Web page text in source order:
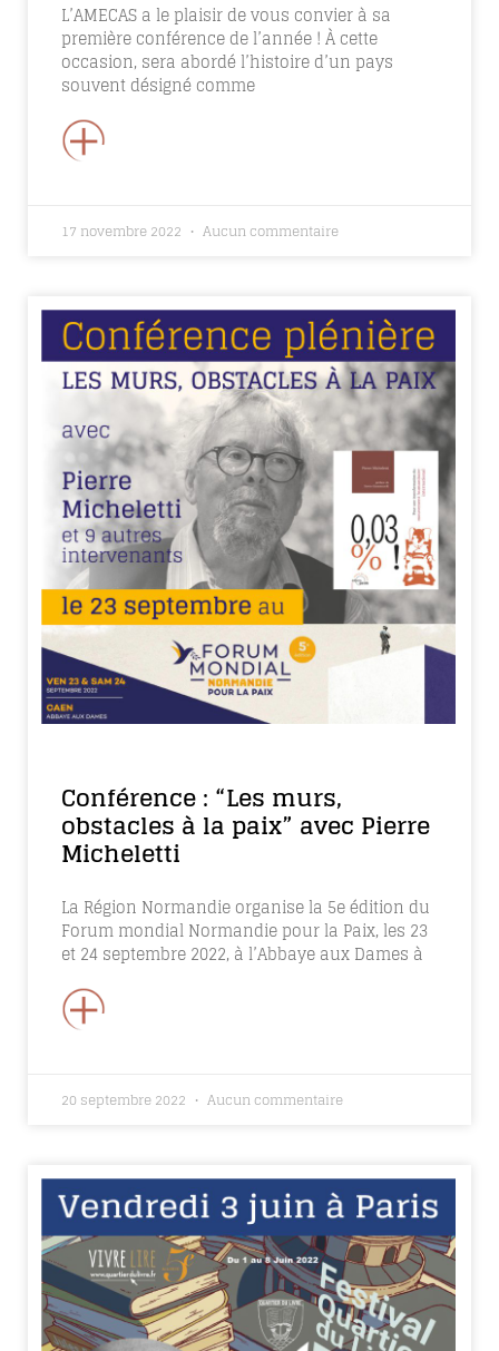
L’AMECAS a le plaisir de vous convier à sa
première conférence de l’année ! À cette
occasion, sera abordé l’histoire d’un pays
souvent désigné comme
+
17 novembre 2022 Aucun commentaire
Conférence : “Les murs,
obstacles à la paix” avec Pierre
Micheletti
La Région Normandie organise la 5e édition du
Forum mondial Normandie pour la Paix, les 23
et 24 septembre 2022, à l’Abbaye aux Dames à
+
20 septembre 2022 Aucun commentaire